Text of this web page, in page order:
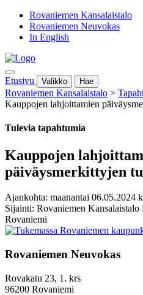
Rovaniemen Kansalaistalo
Rovaniemen Neuvokas
In English
Etusivu Valikko Hae
Rovaniemen Kansalaistalo >
Kauppojen lahjoittamien
Tulevia tapahtumia
Kauppojen
päiväysmerkittyjen
Ajankohta: maanantai 06.05.2024
Sijainti: Rovaniemen
Rovaniemi
Rovaniemen Neuvokas
Rovakatu 23, 1. krs
96200 Rovaniemi